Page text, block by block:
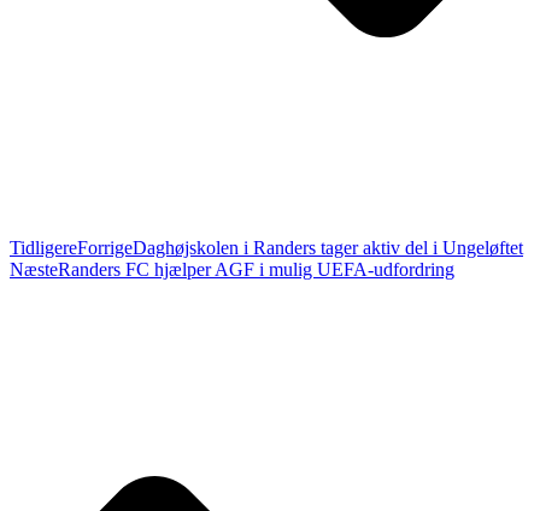
TidligereForrigeDaghøjskolen i Randers tager aktiv del i Ungeløftet
NæsteRanders FC hjælper AGF i mulig UEFA-udfordring